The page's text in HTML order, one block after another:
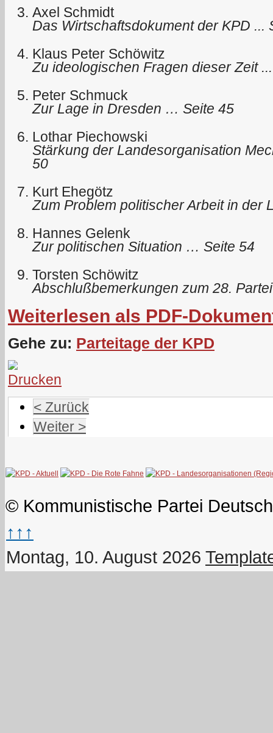
Axel Schmidt
Das Wirtschaftsdokument der KPD ...
Klaus Peter Schöwitz
Zu ideologischen Fragen dieser Zeit
Peter Schmuck
Zur Lage in Dresden … Seite 45
Lothar Piechowski
Stärkung der Landesorganisation
50
Kurt Ehegötz
Zum Problem politischer Arbeit in der
Hannes Gelenk
Zur politischen Situation … Seite 54
Torsten Schöwitz
Abschlußbemerkungen zum 28.
Weiterlesen als PDF-
Gehe zu: Parteitage der KPD
< Zurück
Weiter >
© Kommunistische Partei
↑↑↑
Montag, 10. August 2026